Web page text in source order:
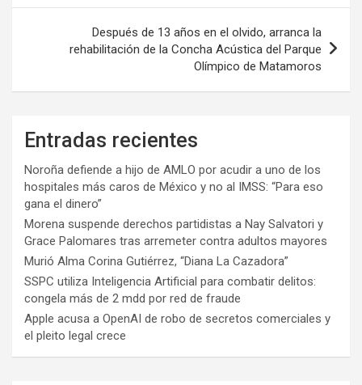
Después de 13 años en el olvido, arranca la
rehabilitación de la Concha Acústica del Parque
Olímpico de Matamoros
Entradas recientes
Noroña defiende a hijo de AMLO por acudir a uno de los
hospitales más caros de México y no al IMSS: “Para eso
gana el dinero”
Morena suspende derechos partidistas a Nay Salvatori y
Grace Palomares tras arremeter contra adultos mayores
Murió Alma Corina Gutiérrez, “Diana La Cazadora”
SSPC utiliza Inteligencia Artificial para combatir delitos:
congela más de 2 mdd por red de fraude
Apple acusa a OpenAI de robo de secretos comerciales y
el pleito legal crece